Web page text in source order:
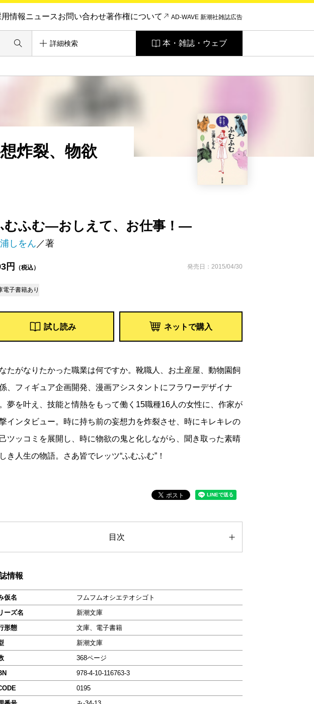
情報ニュースお問い合わせ著作権について AD-WAVE 新潮社雑誌広告
詳細検索 本・雑誌・ウェブ
むふむ―おしえて、お仕事！―
しをん／著
円 （税込） 発売日：2015/04/30
電子書籍あり
試し読み ネットで購入
炸裂、物欲
たがなりたかった職業は何ですか。靴職人、お土産屋、動物園飼
、フィギュア企画開発、漫画アシスタントにフラワーデザイナ
夢を叶え、技能と情熱をもって働く15職種16人の女性に、作家が
インタビュー。時に持ち前の妄想力を炸裂させ、時にキレキレの
ツッコミを展開し、時に物欲の鬼と化しながら、聞き取った素晴
き人生の物語。さあ皆でレッツ“ふむふむ”！
目次
情報
仮名
フムフムオシエテオシゴト
ーズ名
新潮文庫
形態
文庫、電子書籍
新潮文庫
368ページ
978-4-10-116763-3
0195